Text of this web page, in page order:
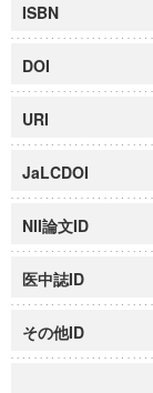
ISBN
DOI
URI
JaLCDOI
NII論文ID
医中誌ID
その他ID